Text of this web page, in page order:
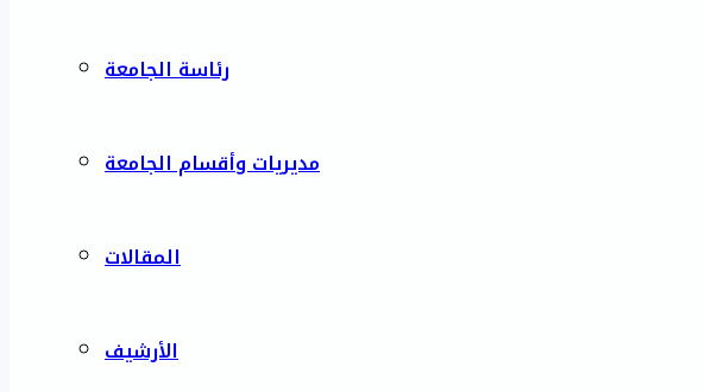
رئاسة الجامعة
مديريات وأقسام الجامعة
المقالات
الأرشيف